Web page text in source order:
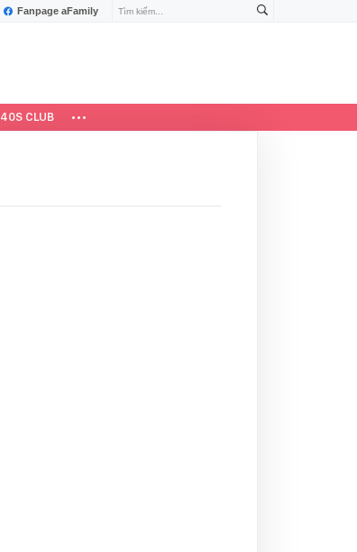
Fanpage aFamily
40S CLUB